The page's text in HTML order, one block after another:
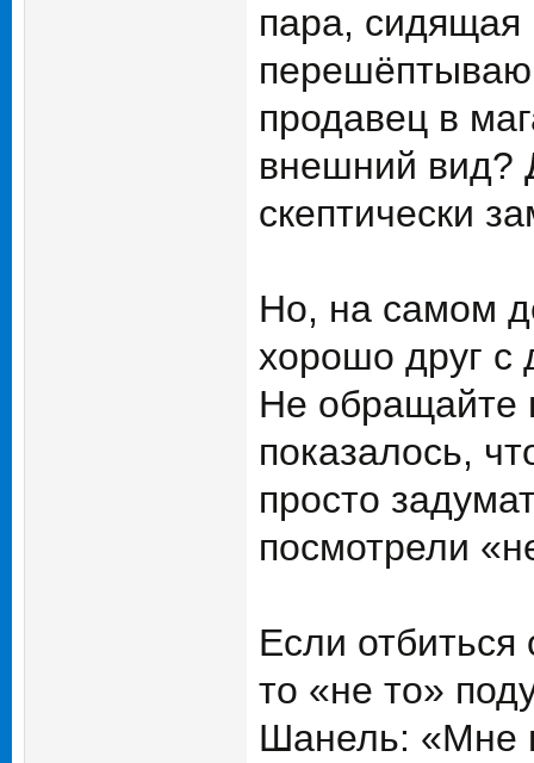
пара, сидящая
продавец в
внешний вид?
скептически
Но, на самом
хорошо друг с
Не обращайте
показалось,
просто
посмотрели
Если
то «не то»
Шанель: «Мне